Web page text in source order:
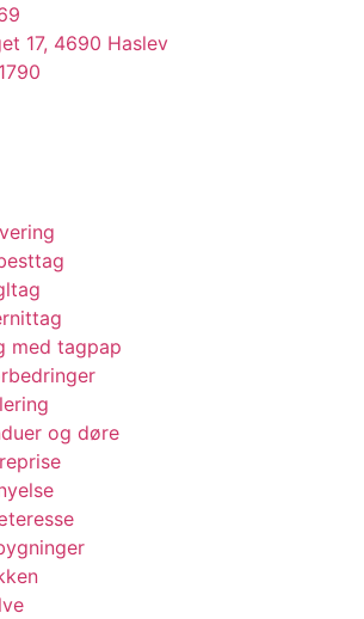
17, 4690 Haslev
med tagpap
og døre